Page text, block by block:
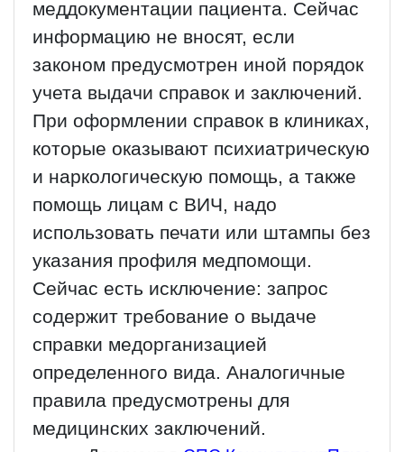
меддокументации пациента. Сейчас
информацию не вносят, если
законом предусмотрен иной порядок
учета выдачи справок и заключений.
При оформлении справок в клиниках,
которые оказывают психиатрическую
и наркологическую помощь, а также
помощь лицам с ВИЧ, надо
использовать печати или штампы без
указания профиля медпомощи.
Сейчас есть исключение: запрос
содержит требование о выдаче
справки медорганизацией
определенного вида. Аналогичные
правила предусмотрены для
медицинских заключений.